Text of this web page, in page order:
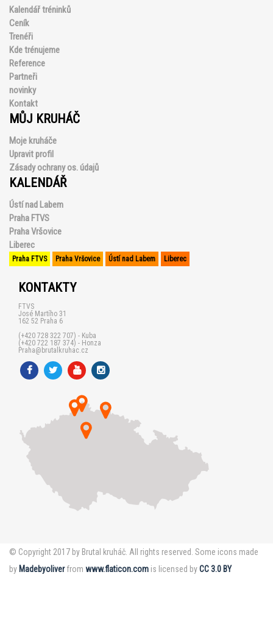
Kalendář tréninků
Ceník
Trenéři
Kde trénujeme
Reference
Partneři
novinky
Kontakt
MŮJ KRUHÁČ
Moje kruháče
Upravit profil
Zásady ochrany os. údajů
KALENDÁŘ
Ústí nad Labem
Praha FTVS
Praha Vršovice
Liberec
Praha FTVS Praha Vršovice Ústí nad Labem Liberec
KONTAKTY
FTVS
José Martího 31
162 52 Praha 6
(+420 728 322 707) - Kuba
(+420 722 187 374) - Honza
Praha@brutalkruhac.cz
© Copyright 2017 by Brutal kruháč. All rights reserved. Some icons made
by Madebyoliverfrom www.flaticon.com is licensed byCC 3.0 BY